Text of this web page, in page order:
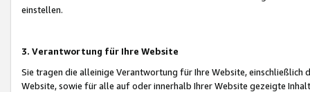
einstellen.
3. Verantwortung für Ihre Website
Sie tragen die alleinige Verantwortung für Ihre Website,
Website, sowie für alle auf oder innerhalb Ihrer Website gezeigte